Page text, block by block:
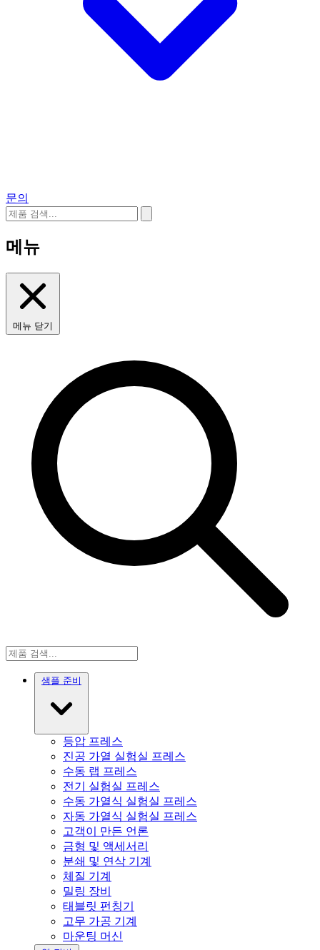
문의
메뉴
메뉴 닫기
샘플 준비
등압 프레스
진공 가열 실험실 프레스
수동 랩 프레스
전기 실험실 프레스
수동 가열식 실험실 프레스
자동 가열식 실험실 프레스
고객이 만든 언론
금형 및 액세서리
분쇄 및 연삭 기계
체질 기계
밀링 장비
태블릿 펀칭기
고무 가공 기계
마운팅 머신